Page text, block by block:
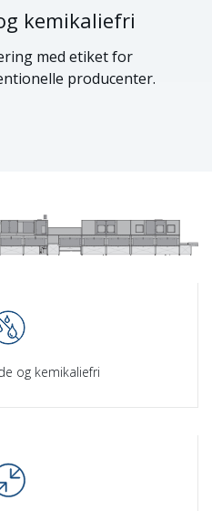
kemikaliefri
med etiket for
producenter.
og kemikaliefri